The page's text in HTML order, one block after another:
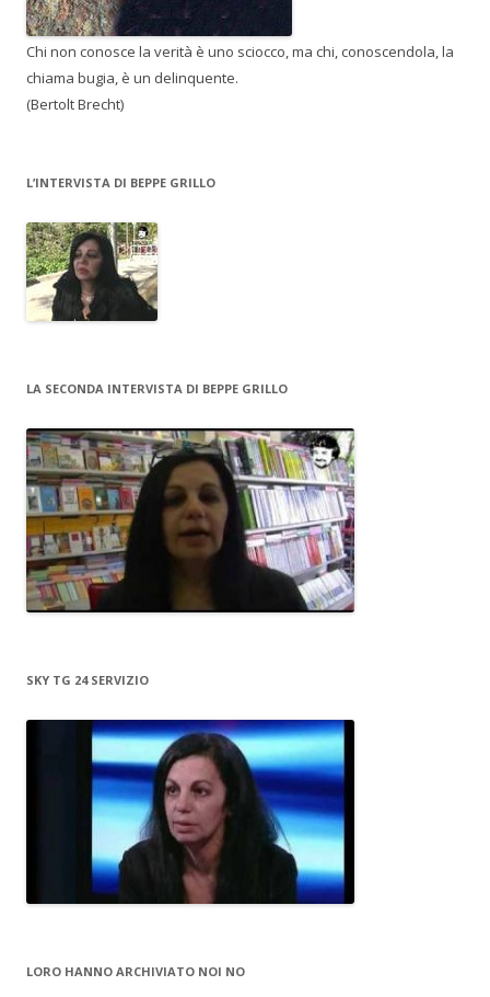
Chi non conosce la verità è uno sciocco, ma chi, conoscendola, la
chiama bugia, è un delinquente.
(Bertolt Brecht)
L’INTERVISTA DI BEPPE GRILLO
LA SECONDA INTERVISTA DI BEPPE GRILLO
SKY TG 24 SERVIZIO
LORO HANNO ARCHIVIATO NOI NO